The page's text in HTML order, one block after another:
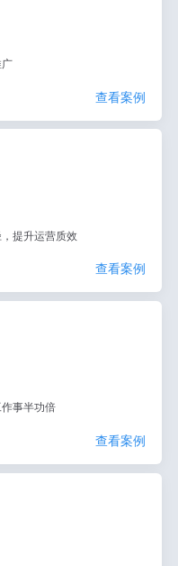
查看案例
提升运营质效
查看案例
事半功倍
查看案例